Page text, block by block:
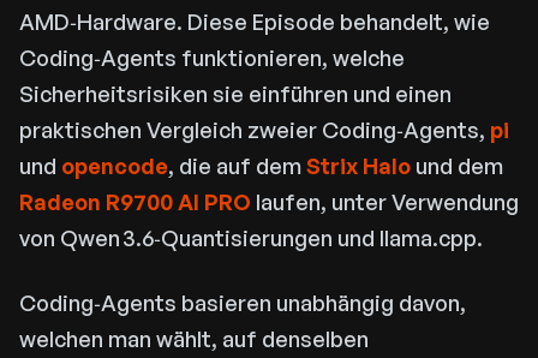
AMD‑Hardware. Diese Episode behandelt, wie
Coding‑Agents funktionieren, welche
Sicherheitsrisiken sie einführen und einen
praktischen Vergleich zweier Coding‑Agents, pi
und opencode, die auf demStrix Halo und dem
Radeon R9700 AI PRO laufen, unter Verwendung
von Qwen 3.6‑Quantisierungen und llama.cpp.
Coding‑Agents basieren unabhängig davon,
welchen man wählt, auf denselben